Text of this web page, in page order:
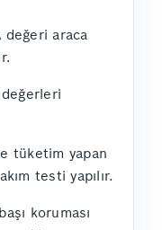
değeri araca
tüketim yapan
testi yapılır.
koruması